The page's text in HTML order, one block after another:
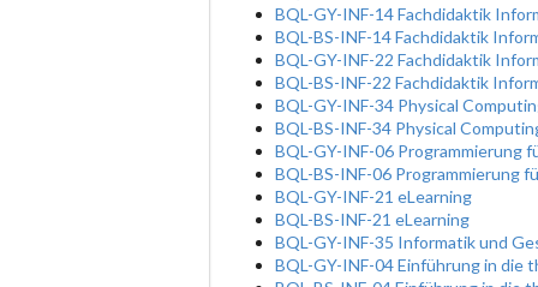
BQL-GY-INF-14 Fachdidaktik
BQL-BS-INF-14 Fachdidaktik
BQL-GY-INF-22 Fachdidaktik
BQL-BS-INF-22 Fachdidaktik
BQL-GY-INF-34 Physical
BQL-BS-INF-34 Physical
BQL-GY-INF-06 Programmierung
BQL-BS-INF-06 Programmierung
BQL-GY-INF-21 eLearning
BQL-BS-INF-21 eLearning
BQL-GY-INF-35 Informatik und
BQL-GY-INF-04 Einführung in die